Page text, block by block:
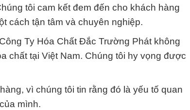
tôi cam kết đem đến cho khách hàng
cách tận tâm và chuyên nghiệp.
Ty Hóa Chất Đắc Trường Phát không
chất tại Việt Nam. Chúng tôi hy vọng được
vì chúng tôi tin rằng đó là yếu tố quan
mình.